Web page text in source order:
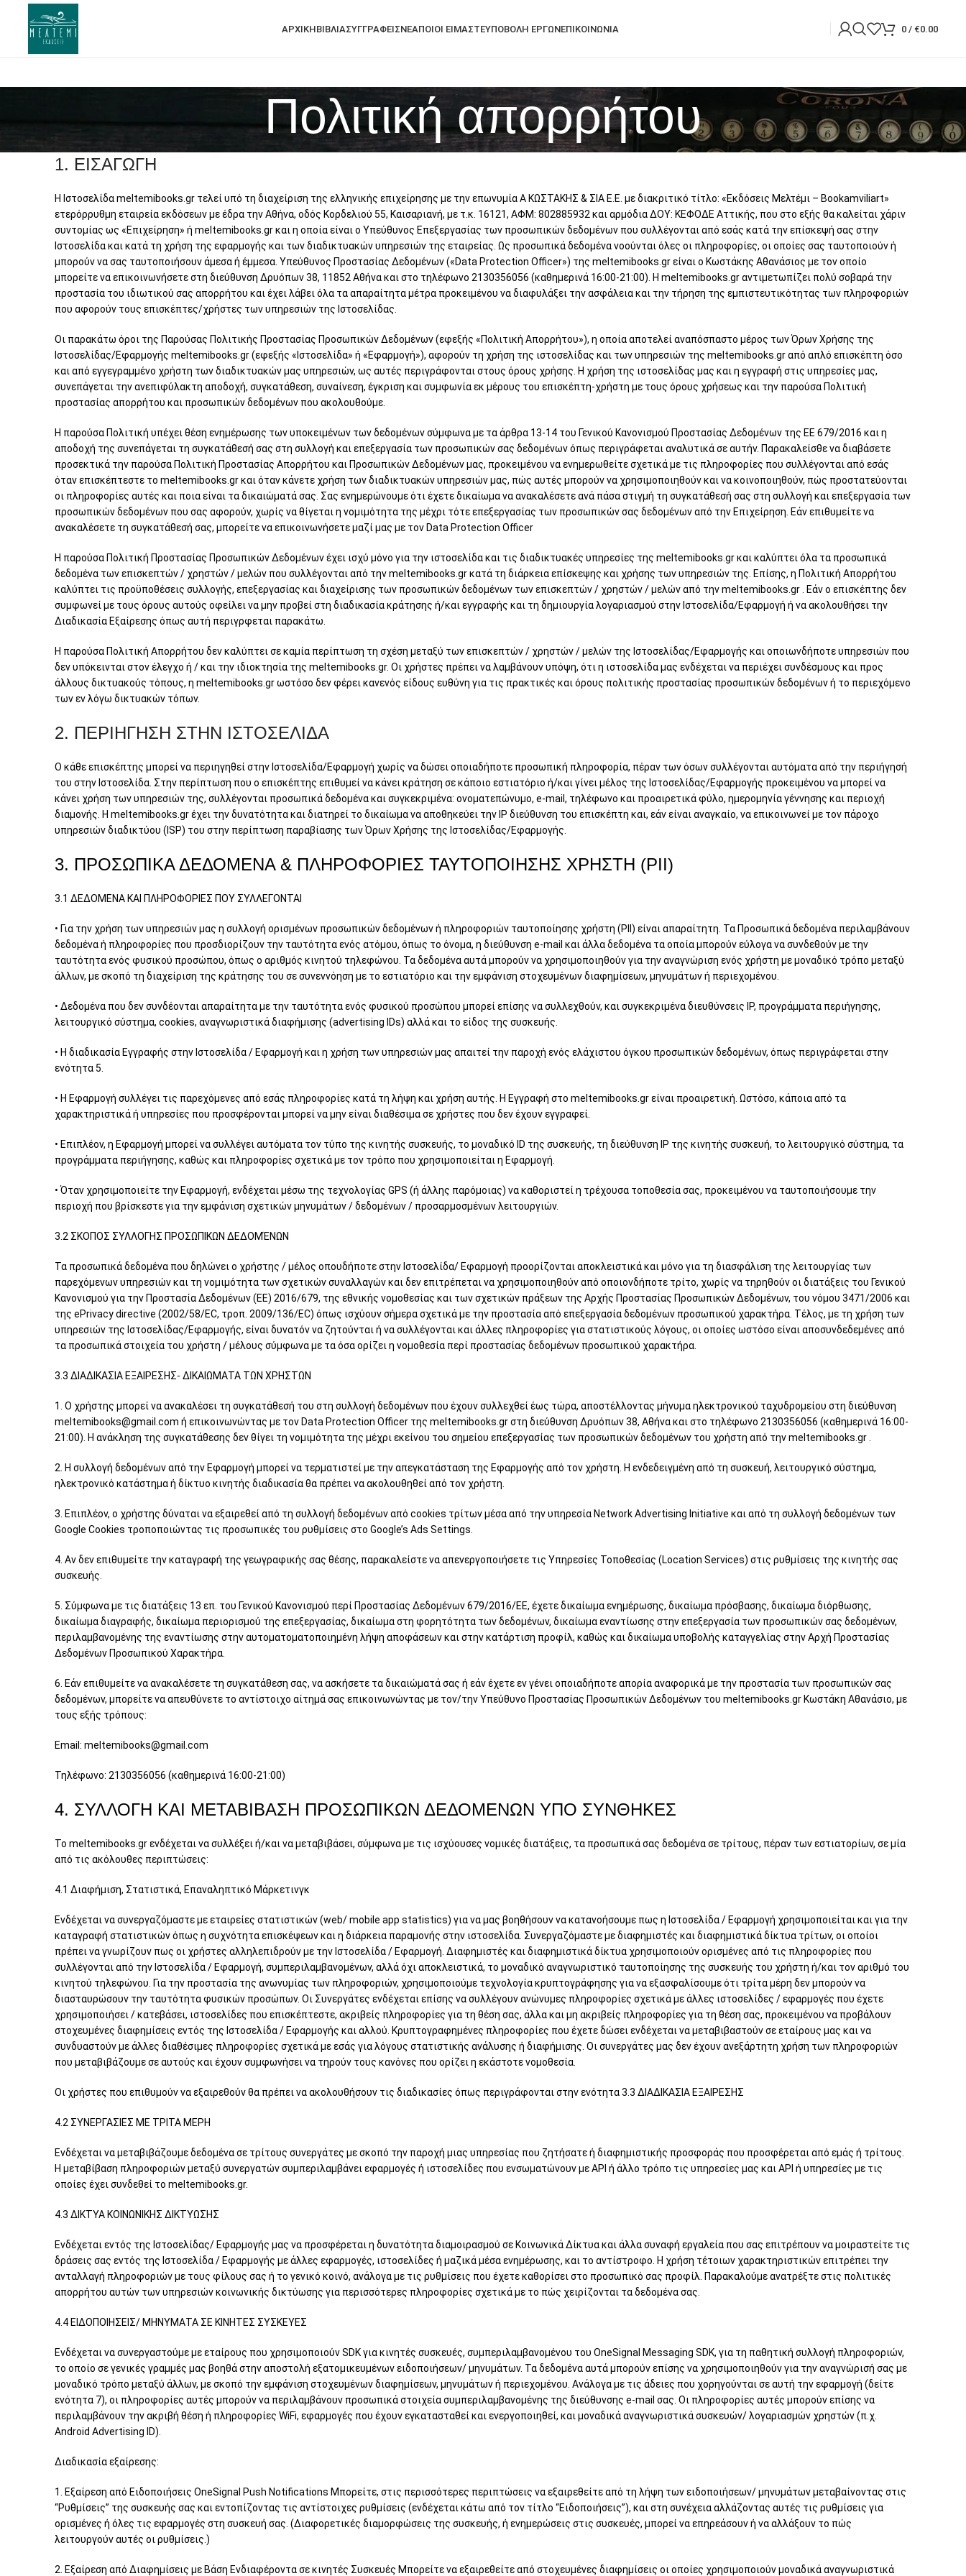
ΑΡΧΙΚΗΒΙΒΛΙΑΣΥΓΓΡΑΦΕΙΣΝΕΑΠΟΙΟΙ ΕΙΜΑΣΤΕΥΠΟΒΟΛΗ ΕΡΓΩΝΕΠΙΚΟΙΝΩΝΙΑ 0 / €0.00
Πολιτική απορρήτου
1. ΕΙΣΑΓΩΓΗ
H Ιστοσελίδα meltemibooks.gr τελεί υπό τη διαχείριση της ελληνικής επιχείρησης με την επωνυμία Α ΚΩΣΤΑΚΗΣ & ΣΙΑ Ε.Ε. με διακριτικό τίτλο: «Εκδόσεις Μελτέμι – Bookamviliart»
ετερόρρυθμη εταιρεία εκδόσεων με έδρα την Αθήνα, οδός Κορδελιού 55, Καισαριανή, με τ.κ. 16121, ΑΦΜ: 802885932 και αρμόδια ΔΟΥ: ΚΕΦΟΔΕ Αττικής, που στο εξής θα καλείται χάριν
συντομίας ως «Επιχείρηση» ή meltemibooks.gr και η οποία είναι ο Υπεύθυνος Επεξεργασίας των προσωπικών δεδομένων που συλλέγονται από εσάς κατά την επίσκεψή σας στην
Ιστοσελίδα και κατά τη χρήση της εφαρμογής και των διαδικτυακών υπηρεσιών της εταιρείας. Ως προσωπικά δεδομένα νοούνται όλες οι πληροφορίες, οι οποίες σας ταυτοποιούν ή
μπορούν να σας ταυτοποιήσουν άμεσα ή έμμεσα. Υπεύθυνος Προστασίας Δεδομένων («Data Protection Officer») της meltemibooks.gr είναι ο Κωστάκης Αθανάσιος με τον οποίο
μπορείτε να επικοινωνήσετε στη διεύθυνση Δρυόπων 38, 11852 Αθήνα και στο τηλέφωνο 2130356056 (καθημερινά 16:00-21:00). Η meltemibooks.gr αντιμετωπίζει πολύ σοβαρά την
προστασία του ιδιωτικού σας απορρήτου και έχει λάβει όλα τα απαραίτητα μέτρα προκειμένου να διαφυλάξει την ασφάλεια και την τήρηση της εμπιστευτικότητας των πληροφοριών
που αφορούν τους επισκέπτες/χρήστες των υπηρεσιών της Ιστοσελίδας.
Οι παρακάτω όροι της Παρούσας Πολιτικής Προστασίας Προσωπικών Δεδομένων (εφεξής «Πολιτική Απορρήτου»), η οποία αποτελεί αναπόσπαστο μέρος των Όρων Χρήσης της
Ιστοσελίδας/Εφαρμογής meltemibooks.gr (εφεξής «Ιστοσελίδα» ή «Εφαρμογή»), αφορούν τη χρήση της ιστοσελίδας και των υπηρεσιών της meltemibooks.gr από απλό επισκέπτη όσο
και από εγγεγραμμένο χρήστη των διαδικτυακών μας υπηρεσιών, ως αυτές περιγράφονται στους όρους χρήσης. Η χρήση της ιστοσελίδας μας και η εγγραφή στις υπηρεσίες μας,
συνεπάγεται την ανεπιφύλακτη αποδοχή, συγκατάθεση, συναίνεση, έγκριση και συμφωνία εκ μέρους του επισκέπτη-χρήστη με τους όρους χρήσεως και την παρούσα Πολιτική
προστασίας απορρήτου και προσωπικών δεδομένων που ακολουθούμε.
Η παρούσα Πολιτική υπέχει θέση ενημέρωσης των υποκειμένων των δεδομένων σύμφωνα με τα άρθρα 13-14 του Γενικού Κανονισμού Προστασίας Δεδομένων της ΕΕ 679/2016 και η
αποδοχή της συνεπάγεται τη συγκατάθεσή σας στη συλλογή και επεξεργασία των προσωπικών σας δεδομένων όπως περιγράφεται αναλυτικά σε αυτήν. Παρακαλείσθε να διαβάσετε
προσεκτικά την παρούσα Πολιτική Προστασίας Απορρήτου και Προσωπικών Δεδομένων μας, προκειμένου να ενημερωθείτε σχετικά με τις πληροφορίες που συλλέγονται από εσάς
όταν επισκέπτεστε το meltemibooks.gr και όταν κάνετε χρήση των διαδικτυακών υπηρεσιών μας, πώς αυτές μπορούν να χρησιμοποιηθούν και να κοινοποιηθούν, πώς προστατεύονται
οι πληροφορίες αυτές και ποια είναι τα δικαιώματά σας. Σας ενημερώνουμε ότι έχετε δικαίωμα να ανακαλέσετε ανά πάσα στιγμή τη συγκατάθεσή σας στη συλλογή και επεξεργασία των
προσωπικών δεδομένων που σας αφορούν, χωρίς να θίγεται η νομιμότητα της μέχρι τότε επεξεργασίας των προσωπικών σας δεδομένων από την Επιχείρηση. Εάν επιθυμείτε να
ανακαλέσετε τη συγκατάθεσή σας, μπορείτε να επικοινωνήσετε μαζί μας με τον Data Protection Officer
Η παρούσα Πολιτική Προστασίας Προσωπικών Δεδομένων έχει ισχύ μόνο για την ιστοσελίδα και τις διαδικτυακές υπηρεσίες της meltemibooks.gr και καλύπτει όλα τα προσωπικά
δεδομένα των επισκεπτών / χρηστών / μελών που συλλέγονται από την meltemibooks.gr κατά τη διάρκεια επίσκεψης και χρήσης των υπηρεσιών της. Επίσης, η Πολιτική Απορρήτου
καλύπτει τις προϋποθέσεις συλλογής, επεξεργασίας και διαχείρισης των προσωπικών δεδομένων των επισκεπτών / χρηστών / μελών από την meltemibooks.gr . Εάν ο επισκέπτης δεν
συμφωνεί με τους όρους αυτούς οφείλει να μην προβεί στη διαδικασία κράτησης ή/και εγγραφής και τη δημιουργία λογαριασμού στην Ιστοσελίδα/Εφαρμογή ή να ακολουθήσει την
Διαδικασία Εξαίρεσης όπως αυτή περιγρφεται παρακάτω.
Η παρούσα Πολιτική Απορρήτου δεν καλύπτει σε καμία περίπτωση τη σχέση μεταξύ των επισκεπτών / χρηστών / μελών της Ιστοσελίδας/Εφαρμογής και οποιωνδήποτε υπηρεσιών που
δεν υπόκεινται στον έλεγχο ή / και την ιδιοκτησία της meltemibooks.gr. Οι χρήστες πρέπει να λαμβάνουν υπόψη, ότι η ιστοσελίδα μας ενδέχεται να περιέχει συνδέσμους και προς
άλλους δικτυακούς τόπους, η meltemibooks.gr ωστόσο δεν φέρει κανενός είδους ευθύνη για τις πρακτικές και όρους πολιτικής προστασίας προσωπικών δεδομένων ή το περιεχόμενο
των εν λόγω δικτυακών τόπων.
2. ΠΕΡΙΗΓΗΣΗ ΣΤΗΝ ΙΣΤΟΣΕΛΙΔΑ
Ο κάθε επισκέπτης μπορεί να περιηγηθεί στην Ιστοσελίδα/Εφαρμογή χωρίς να δώσει οποιαδήποτε προσωπική πληροφορία, πέραν των όσων συλλέγονται αυτόματα από την περιήγησή
του στην Ιστοσελίδα. Στην περίπτωση που ο επισκέπτης επιθυμεί να κάνει κράτηση σε κάποιο εστιατόριο ή/και γίνει μέλος της Ιστοσελίδας/Εφαρμογής προκειμένου να μπορεί να
κάνει χρήση των υπηρεσιών της, συλλέγονται προσωπικά δεδομένα και συγκεκριμένα: ονοματεπώνυμο, e-mail, τηλέφωνο και προαιρετικά φύλο, ημερομηνία γέννησης και περιοχή
διαμονής. Η meltemibooks.gr έχει την δυνατότητα και διατηρεί το δικαίωμα να αποθηκεύει την IP διεύθυνση του επισκέπτη και, εάν είναι αναγκαίο, να επικοινωνεί με τον πάροχο
υπηρεσιών διαδικτύου (ISP) του στην περίπτωση παραβίασης των Όρων Χρήσης της Ιστοσελίδας/Εφαρμογής.
3. ΠΡΟΣΩΠΙΚΑ ΔΕΔΟΜΕΝΑ & ΠΛΗΡΟΦΟΡΙΕΣ ΤΑΥΤΟΠΟΙΗΣΗΣ ΧΡΗΣΤΗ (PII)
3.1 ΔΕΔΟΜΕΝΑ ΚΑΙ ΠΛΗΡΟΦΟΡΙΕΣ ΠΟΥ ΣΥΛΛΕΓΟΝΤΑΙ
• Για την χρήση των υπηρεσιών μας η συλλογή ορισμένων προσωπικών δεδομένων ή πληροφοριών ταυτοποίησης χρήστη (PII) είναι απαραίτητη. Τα Προσωπικά δεδομένα περιλαμβάνουν
δεδομένα ή πληροφορίες που προσδιορίζουν την ταυτότητα ενός ατόμου, όπως το όνομα, η διεύθυνση e-mail και άλλα δεδομένα τα οποία μπορούν εύλογα να συνδεθούν με την
ταυτότητα ενός φυσικού προσώπου, όπως ο αριθμός κινητού τηλεφώνου. Τα δεδομένα αυτά μπορούν να χρησιμοποιηθούν για την αναγνώριση ενός χρήστη με μοναδικό τρόπο μεταξύ
άλλων, με σκοπό τη διαχείριση της κράτησης του σε συνεννόηση με το εστιατόριο και την εμφάνιση στοχευμένων διαφημίσεων, μηνυμάτων ή περιεχομένου.
• Δεδομένα που δεν συνδέονται απαραίτητα με την ταυτότητα ενός φυσικού προσώπου μπορεί επίσης να συλλεχθούν, και συγκεκριμένα διευθύνσεις IP, προγράμματα περιήγησης,
λειτουργικό σύστημα, cookies, αναγνωριστικά διαφήμισης (advertising IDs) αλλά και το είδος της συσκευής.
• Η διαδικασία Εγγραφής στην Ιστοσελίδα / Εφαρμογή και η χρήση των υπηρεσιών μας απαιτεί την παροχή ενός ελάχιστου όγκου προσωπικών δεδομένων, όπως περιγράφεται στην
ενότητα 5.
• Η Εφαρμογή συλλέγει τις παρεχόμενες από εσάς πληροφορίες κατά τη λήψη και χρήση αυτής. Η Εγγραφή στο meltemibooks.gr είναι προαιρετική. Ωστόσο, κάποια από τα
χαρακτηριστικά ή υπηρεσίες που προσφέρονται μπορεί να μην είναι διαθέσιμα σε χρήστες που δεν έχουν εγγραφεί.
• Επιπλέον, η Εφαρμογή μπορεί να συλλέγει αυτόματα τον τύπο της κινητής συσκευής, το μοναδικό ID της συσκευής, τη διεύθυνση IP της κινητής συσκευή, το λειτουργικό σύστημα, τα
προγράμματα περιήγησης, καθώς και πληροφορίες σχετικά με τον τρόπο που χρησιμοποιείται η Εφαρμογή.
• Όταν χρησιμοποιείτε την Εφαρμογή, ενδέχεται μέσω της τεχνολογίας GPS (ή άλλης παρόμοιας) να καθοριστεί η τρέχουσα τοποθεσία σας, προκειμένου να ταυτοποιήσουμε την
περιοχή που βρίσκεστε για την εμφάνιση σχετικών μηνυμάτων / δεδομένων / προσαρμοσμένων λειτουργιών.
3.2 ΣΚΟΠΟΣ ΣΥΛΛΟΓΗΣ ΠΡΟΣΩΠΙΚΩΝ ΔΕΔΟΜΈΝΩΝ
Τα προσωπικά δεδομένα που δηλώνει ο χρήστης / μέλος οπουδήποτε στην Ιστοσελίδα/ Εφαρμογή προορίζονται αποκλειστικά και μόνο για τη διασφάλιση της λειτουργίας των
παρεχόμενων υπηρεσιών και τη νομιμότητα των σχετικών συναλλαγών και δεν επιτρέπεται να χρησιμοποιηθούν από οποιονδήποτε τρίτο, χωρίς να τηρηθούν οι διατάξεις του Γενικού
Κανονισμού για την Προστασία Δεδομένων (ΕΕ) 2016/679, της εθνικής νομοθεσίας και των σχετικών πράξεων της Αρχής Προστασίας Προσωπικών Δεδομένων, του νόμου 3471/2006 και
της ePrivacy directive (2002/58/EC, τροπ. 2009/136/EC) όπως ισχύουν σήμερα σχετικά με την προστασία από επεξεργασία δεδομένων προσωπικού χαρακτήρα. Τέλος, με τη χρήση των
υπηρεσιών της Ιστοσελίδας/Εφαρμογής, είναι δυνατόν να ζητούνται ή να συλλέγονται και άλλες πληροφορίες για στατιστικούς λόγους, οι οποίες ωστόσο είναι αποσυνδεδεμένες από
τα προσωπικά στοιχεία του χρήστη / μέλους σύμφωνα με τα όσα ορίζει η νομοθεσία περί προστασίας δεδομένων προσωπικού χαρακτήρα.
3.3 ΔΙΑΔΙΚΑΣΙΑ ΕΞΑΙΡΕΣΗΣ- ΔΙΚΑΙΩΜΑΤΑ ΤΩΝ ΧΡΗΣΤΩΝ
1. Ο χρήστης μπορεί να ανακαλέσει τη συγκατάθεσή του στη συλλογή δεδομένων που έχουν συλλεχθεί έως τώρα, αποστέλλοντας μήνυμα ηλεκτρονικού ταχυδρομείου στη διεύθυνση
meltemibooks@gmail.com ή επικοινωνώντας με τον Data Protection Officer της meltemibooks.gr στη διεύθυνση Δρυόπων 38, Αθήνα και στο τηλέφωνο 2130356056 (καθημερινά 16:00-
21:00). Η ανάκληση της συγκατάθεσης δεν θίγει τη νομιμότητα της μέχρι εκείνου του σημείου επεξεργασίας των προσωπικών δεδομένων του χρήστη από την meltemibooks.gr .
2. Η συλλογή δεδομένων από την Εφαρμογή μπορεί να τερματιστεί με την απεγκατάσταση της Εφαρμογής από τον χρήστη. Η ενδεδειγμένη από τη συσκευή, λειτουργικό σύστημα,
ηλεκτρονικό κατάστημα ή δίκτυο κινητής διαδικασία θα πρέπει να ακολουθηθεί από τον χρήστη.
3. Επιπλέον, ο χρήστης δύναται να εξαιρεθεί από τη συλλογή δεδομένων από cookies τρίτων μέσα από την υπηρεσία Network Advertising Initiative και από τη συλλογή δεδομένων των
Google Cookies τροποποιώντας τις προσωπικές του ρυθμίσεις στο Google’s Ads Settings.
4. Αν δεν επιθυμείτε την καταγραφή της γεωγραφικής σας θέσης, παρακαλείστε να απενεργοποιήσετε τις Υπηρεσίες Τοποθεσίας (Location Services) στις ρυθμίσεις της κινητής σας
συσκευής.
5. Σύμφωνα με τις διατάξεις 13 επ. του Γενικού Κανονισμού περί Προστασίας Δεδομένων 679/2016/ΕΕ, έχετε δικαίωμα ενημέρωσης, δικαίωμα πρόσβασης, δικαίωμα διόρθωσης,
δικαίωμα διαγραφής, δικαίωμα περιορισμού της επεξεργασίας, δικαίωμα στη φορητότητα των δεδομένων, δικαίωμα εναντίωσης στην επεξεργασία των προσωπικών σας δεδομένων,
περιλαμβανομένης της εναντίωσης στην αυτοματοματοποιημένη λήψη αποφάσεων και στην κατάρτιση προφίλ, καθώς και δικαίωμα υποβολής καταγγελίας στην Αρχή Προστασίας
Δεδομένων Προσωπικού Χαρακτήρα.
6. Εάν επιθυμείτε να ανακαλέσετε τη συγκατάθεση σας, να ασκήσετε τα δικαιώματά σας ή εάν έχετε εν γένει οποιαδήποτε απορία αναφορικά με την προστασία των προσωπικών σας
δεδομένων, μπορείτε να απευθύνετε το αντίστοιχο αίτημά σας επικοινωνώντας με τον/την Υπεύθυνο Προστασίας Προσωπικών Δεδομένων του meltemibooks.gr Κωστάκη Αθανάσιο, με
τους εξής τρόπους:
Email: meltemibooks@gmail.com
Τηλέφωνο: 2130356056 (καθημερινά 16:00-21:00)
4. ΣΥΛΛΟΓΗ ΚΑΙ ΜΕΤΑΒΙΒΑΣΗ ΠΡΟΣΩΠΙΚΩΝ ΔΕΔΟΜΕΝΩΝ ΥΠΟ ΣΥΝΘΗΚΕΣ
Το meltemibooks.gr ενδέχεται να συλλέξει ή/και να μεταβιβάσει, σύμφωνα με τις ισχύουσες νομικές διατάξεις, τα προσωπικά σας δεδομένα σε τρίτους, πέραν των εστιατορίων, σε μία
από τις ακόλουθες περιπτώσεις:
4.1 Διαφήμιση, Στατιστικά, Επαναληπτικό Μάρκετινγκ
Ενδέχεται να συνεργαζόμαστε με εταιρείες στατιστικών (web/ mobile app statistics) για να μας βοηθήσουν να κατανοήσουμε πως η Ιστοσελίδα / Εφαρμογή χρησιμοποιείται και για την
καταγραφή στατιστικών όπως η συχνότητα επισκέψεων και η διάρκεια παραμονής στην ιστοσελίδα. Συνεργαζόμαστε με διαφημιστές και διαφημιστικά δίκτυα τρίτων, οι οποίοι
πρέπει να γνωρίζουν πως οι χρήστες αλληλεπιδρούν με την Ιστοσελίδα / Εφαρμογή. Διαφημιστές και διαφημιστικά δίκτυα χρησιμοποιούν ορισμένες από τις πληροφορίες που
συλλέγονται από την Ιστοσελίδα / Εφαρμογή, συμπεριλαμβανομένων, αλλά όχι αποκλειστικά, το μοναδικό αναγνωριστικό ταυτοποίησης της συσκευής του χρήστη ή/και τον αριθμό του
κινητού τηλεφώνου. Για την προστασία της ανωνυμίας των πληροφοριών, χρησιμοποιούμε τεχνολογία κρυπτογράφησης για να εξασφαλίσουμε ότι τρίτα μέρη δεν μπορούν να
διασταυρώσουν την ταυτότητα φυσικών προσώπων. Οι Συνεργάτες ενδέχεται επίσης να συλλέγουν ανώνυμες πληροφορίες σχετικά με άλλες ιστοσελίδες / εφαρμογές που έχετε
χρησιμοποιήσει / κατεβάσει, ιστοσελίδες που επισκέπτεστε, ακριβείς πληροφορίες για τη θέση σας, άλλα και μη ακριβείς πληροφορίες για τη θέση σας, προκειμένου να προβάλουν
στοχευμένες διαφημίσεις εντός της Ιστοσελίδα / Εφαρμογής και αλλού. Κρυπτογραφημένες πληροφορίες που έχετε δώσει ενδέχεται να μεταβιβαστούν σε εταίρους μας και να
συνδυαστούν με άλλες διαθέσιμες πληροφορίες σχετικά με εσάς για λόγους στατιστικής ανάλυσης ή διαφήμισης. Οι συνεργάτες μας δεν έχουν ανεξάρτητη χρήση των πληροφοριών
που μεταβιβάζουμε σε αυτούς και έχουν συμφωνήσει να τηρούν τους κανόνες που ορίζει η εκάστοτε νομοθεσία.
Οι χρήστες που επιθυμούν να εξαιρεθούν θα πρέπει να ακολουθήσουν τις διαδικασίες όπως περιγράφονται στην ενότητα 3.3 ΔΙΑΔΙΚΑΣΙΑ ΕΞΑΙΡΕΣΗΣ
4.2 ΣΥΝΕΡΓΑΣΙΕΣ ΜΕ ΤΡΙΤΑ ΜΕΡΗ
Ενδέχεται να μεταβιβάζουμε δεδομένα σε τρίτους συνεργάτες με σκοπό την παροχή μιας υπηρεσίας που ζητήσατε ή διαφημιστικής προσφοράς που προσφέρεται από εμάς ή τρίτους.
Η μεταβίβαση πληροφοριών μεταξύ συνεργατών συμπεριλαμβάνει εφαρμογές ή ιστοσελίδες που ενσωματώνουν με API ή άλλο τρόπο τις υπηρεσίες μας και API ή υπηρεσίες με τις
οποίες έχει συνδεθεί το meltemibooks.gr.
4.3 ΔΙΚΤΥΑ ΚΟΙΝΩΝΙΚΗΣ ΔΙΚΤΥΩΣΗΣ
Ενδέχεται εντός της Ιστοσελίδας/ Εφαρμογής μας να προσφέρεται η δυνατότητα διαμοιρασμού σε Κοινωνικά Δίκτυα και άλλα συναφή εργαλεία που σας επιτρέπουν να μοιραστείτε τις
δράσεις σας εντός της Ιστοσελίδα / Εφαρμογής με άλλες εφαρμογές, ιστοσελίδες ή μαζικά μέσα ενημέρωσης, και το αντίστροφο. Η χρήση τέτοιων χαρακτηριστικών επιτρέπει την
ανταλλαγή πληροφοριών με τους φίλους σας ή το γενικό κοινό, ανάλογα με τις ρυθμίσεις που έχετε καθορίσει στο προσωπικό σας προφίλ. Παρακαλούμε ανατρέξτε στις πολιτικές
απορρήτου αυτών των υπηρεσιών κοινωνικής δικτύωσης για περισσότερες πληροφορίες σχετικά με το πώς χειρίζονται τα δεδομένα σας.
4.4 ΕΙΔΟΠΟΙΗΣΕΙΣ/ ΜΗΝΥΜΑΤΑ ΣΕ ΚΙΝΗΤΕΣ ΣΥΣΚΕΥΕΣ
Ενδέχεται να συνεργαστούμε με εταίρους που χρησιμοποιούν SDK για κινητές συσκευές, συμπεριλαμβανομένου του OneSignal Messaging SDK, για τη παθητική συλλογή πληροφοριών,
το οποίο σε γενικές γραμμές μας βοηθά στην αποστολή εξατομικευμένων ειδοποιήσεων/ μηνυμάτων. Τα δεδομένα αυτά μπορούν επίσης να χρησιμοποιηθούν για την αναγνώρισή σας με
μοναδικό τρόπο μεταξύ άλλων, με σκοπό την εμφάνιση στοχευμένων διαφημίσεων, μηνυμάτων ή περιεχομένου. Ανάλογα με τις άδειες που χορηγούνται σε αυτή την εφαρμογή (δείτε
ενότητα 7), οι πληροφορίες αυτές μπορούν να περιλαμβάνουν προσωπικά στοιχεία συμπεριλαμβανομένης της διεύθυνσης e-mail σας. Οι πληροφορίες αυτές μπορούν επίσης να
περιλαμβάνουν την ακριβή θέση ή πληροφορίες WiFi, εφαρμογές που έχουν εγκατασταθεί και ενεργοποιηθεί, και μοναδικά αναγνωριστικά συσκευών/ λογαριασμών χρηστών (π.χ.
Android Advertising ID).
Διαδικασία εξαίρεσης:
1. Εξαίρεση από Ειδοποιήσεις OneSignal Push Notifications Μπορείτε, στις περισσότερες περιπτώσεις να εξαιρεθείτε από τη λήψη των ειδοποιήσεων/ μηνυμάτων μεταβαίνοντας στις
“Ρυθμίσεις” της συσκευής σας και εντοπίζοντας τις αντίστοιχες ρυθμίσεις (ενδέχεται κάτω από τον τίτλο “Ειδοποιήσεις”), και στη συνέχεια αλλάζοντας αυτές τις ρυθμίσεις για
ορισμένες ή όλες τις εφαρμογές στη συσκευή σας. (Διαφορετικές διαμορφώσεις της συσκευής, ή ενημερώσεις στις συσκευές, μπορεί να επηρεάσουν ή να αλλάξουν το πώς
λειτουργούν αυτές οι ρυθμίσεις.)
2. Εξαίρεση από Διαφημίσεις με Βάση Ενδιαφέροντα σε κινητές Συσκευές Μπορείτε να εξαιρεθείτε από στοχευμένες διαφημίσεις οι οποίες χρησιμοποιούν μοναδικά αναγνωριστικά